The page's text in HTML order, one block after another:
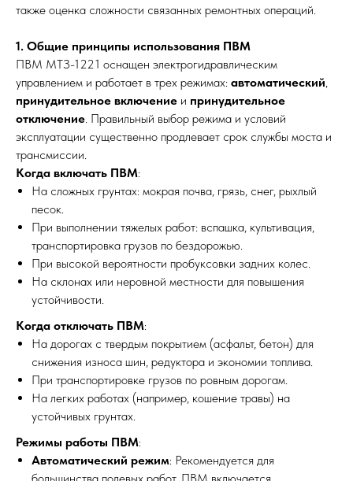
также оценка сложности связанных ремонтных операций.
1. Общие принципы использования ПВМ
ПВМ МТЗ-1221 оснащен электрогидравлическим
управлением и работает в трех режимах: автоматический,
принудительное включение и принудительное
отключение. Правильный выбор режима и условий
эксплуатации существенно продлевает срок службы моста и
трансмиссии.
Когда включать ПВМ:
На сложных грунтах: мокрая почва, грязь, снег, рыхлый
песок.
При выполнении тяжелых работ: вспашка, культивация,
транспортировка грузов по бездорожью.
При высокой вероятности пробуксовки задних колес.
На склонах или неровной местности для повышения
устойчивости.
Когда отключать ПВМ:
На дорогах с твердым покрытием (асфальт, бетон) для
снижения износа шин, редуктора и экономии топлива.
При транспортировке грузов по ровным дорогам.
На легких работах (например, кошение травы) на
устойчивых грунтах.
Режимы работы ПВМ:
Автоматический режим: Рекомендуется для